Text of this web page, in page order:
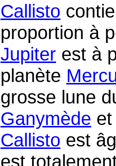
Callisto
proportion à
Jupiter est à
planète
grosse lune
Ganymède
Callisto est
est